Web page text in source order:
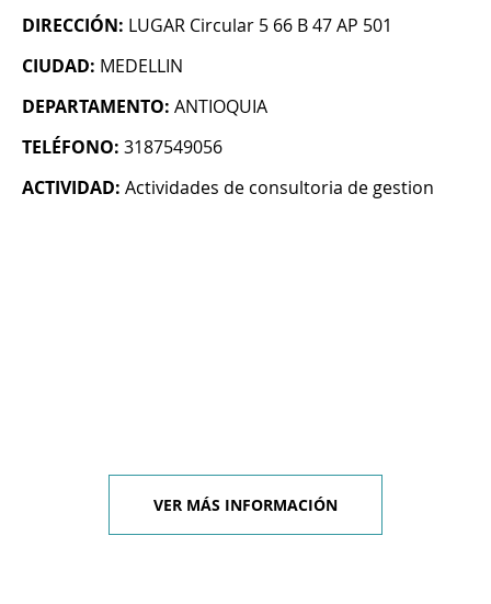
DIRECCIÓN: LUGAR Circular 5 66 B 47 AP 501
CIUDAD: MEDELLIN
DEPARTAMENTO: ANTIOQUIA
TELÉFONO: 3187549056
ACTIVIDAD: Actividades de consultoria de gestion
VER MÁS INFORMACIÓN